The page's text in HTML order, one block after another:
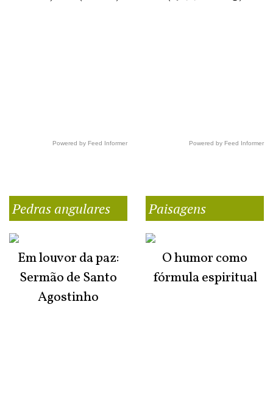
Powered by Feed Informer Powered by Feed Informer
Pedras angulares
Em louvor da paz:
Sermão de Santo
Agostinho
Paisagens
O humor como
fórmula espiritual